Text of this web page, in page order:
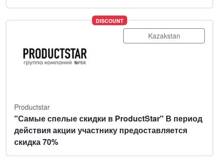
DISCOUNT
Kazakstan
Productstar
"Самые спелые скидки в ProductStar" В период
действия акции участнику предоставляется
скидка 70%